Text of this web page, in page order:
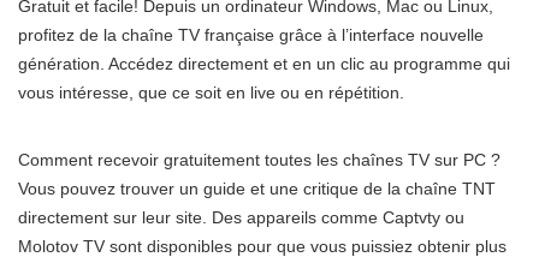
Gratuit et facile! Depuis un ordinateur Windows, Mac ou Linux,
profitez de la chaîne TV française grâce à l’interface nouvelle
génération. Accédez directement et en un clic au programme qui
vous intéresse, que ce soit en live ou en répétition.
Comment recevoir gratuitement toutes les chaînes TV sur PC ?
Vous pouvez trouver un guide et une critique de la chaîne TNT
directement sur leur site. Des appareils comme Captvty ou
Molotov TV sont disponibles pour que vous puissiez obtenir plus